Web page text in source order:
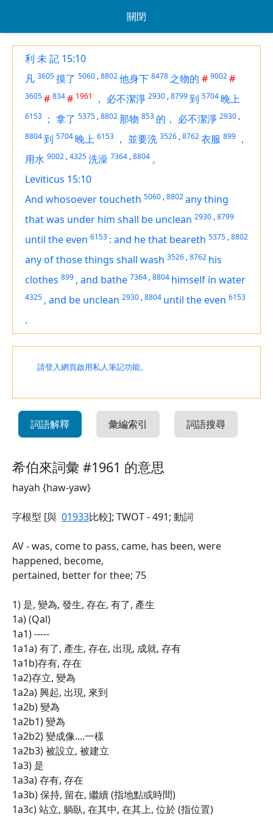
關閉
利 未 記 15:10
凡 3605摸了 5060 ,8802他身下 8478 之物的 # 9002#
3605# 834# 1961 ， 必不潔淨 2930 ,8799到 5704晚上
6153 ； 拿了 5375 ,8802那物 853 的， 必不潔淨 2930 ,
8804到 5704晚上 6153 ， 並要洗 3526 ,8762衣服 899 ，
用水 9002 ,4325洗澡 7364 ,8804 。
Leviticus 15:10
And whosoever toucheth 5060 ,8802any thing
that was under him shall be unclean 2930 ,8799
until the even 6153 : and he that beareth 5375 ,8802
any ofthose things shall wash 3526 ,8762 his
clothes 899 , and bathe 7364 ,8804 himself in water
4325 , and be unclean 2930 ,8804 until the even 6153
.
請登入網頁啟用私人筆記功能。
詞語解釋 彙編索引 詞語搜尋
希伯來詞彙 #1961 的意思
hayah {haw-yaw}
字根型 [與 01933比較]; TWOT - 491; 動詞
AV - was, come to pass, came, has been, were
happened, become,
pertained, better for thee; 75
1) 是, 變為, 發生, 存在, 有了, 產生
1a) (Qal)
1a1) -----
1a1a) 有了, 產生, 存在, 出現, 成就, 存有
1a1b)存有, 存在
1a2)存立, 變為
1a2a) 興起, 出現, 來到
1a2b) 變為
1a2b1) 變為
1a2b2) 變成像....一樣
1a2b3) 被設立, 被建立
1a3) 是
1a3a) 存有, 存在
1a3b) 保持, 留在, 繼續 (指地點或時間)
1a3c) 站立, 躺臥, 在其中, 在其上, 位於 (指位置)